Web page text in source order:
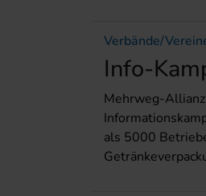
Verbände/
Info-
Mehrweg-
als 5000